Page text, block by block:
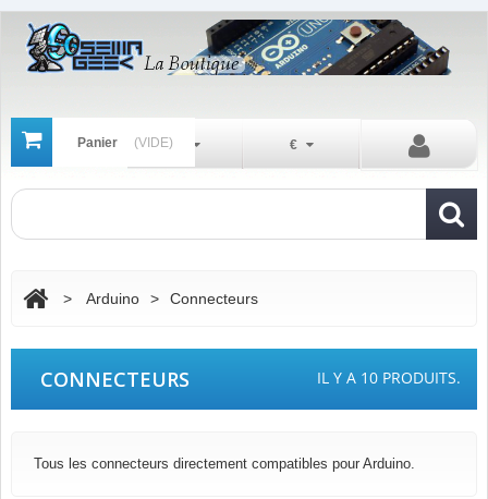
Panier (VIDE) €
Fr
> Arduino > Connecteurs
CONNECTEURS IL Y A 10 PRODUITS.
Tous les connecteurs directement compatibles pour Arduino.